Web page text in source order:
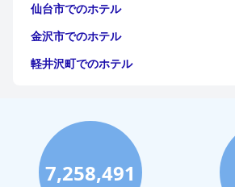
仙台市でのホテル
金沢市でのホテル
軽井沢町でのホテル
神戸市でのホテル
宮古島でのホテル
函館市でのホテル
7,258,491